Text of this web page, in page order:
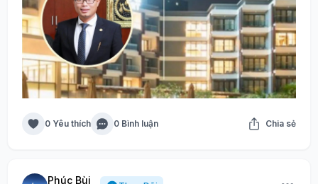
0 Yêu thích 0 Bình luận Chia sẻ
Phúc Bùi